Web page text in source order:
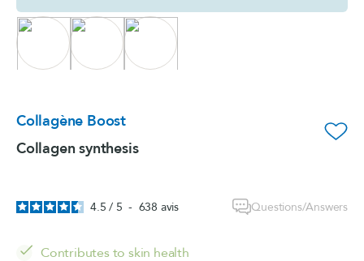
Collagène Boost favorite_border
Collagen synthesis
4.5 / 5 - 638 avis Questions/Answers
Contributes to skin health